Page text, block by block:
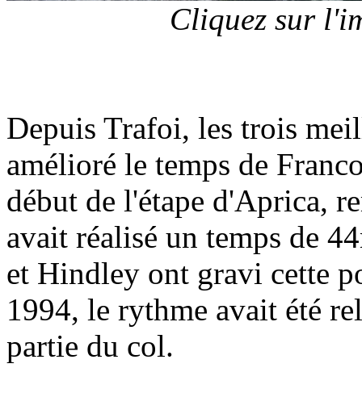
Cliquez sur
Depuis Trafoi, les trois
amélioré le temps de
début de l'étape d'Aprica,
avait réalisé un temps de
et Hindley ont gravi cette
1994, le rythme avait été
partie du col.